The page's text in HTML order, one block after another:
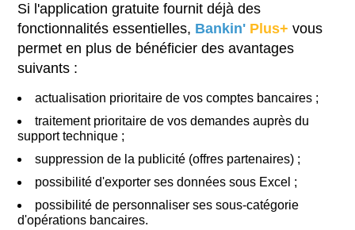
Si l'application gratuite fournit déjà des
fonctionnalités essentielles, Bankin' Plus+ vous
permet en plus de bénéficier des avantages
suivants :
actualisation prioritaire de vos comptes bancaires ;
traitement prioritaire de vos demandes auprès du
support technique ;
suppression de la publicité (offres partenaires) ;
possibilité d'exporter ses données sous Excel ;
possibilité de personnaliser ses sous-catégorie
d'opérations bancaires.